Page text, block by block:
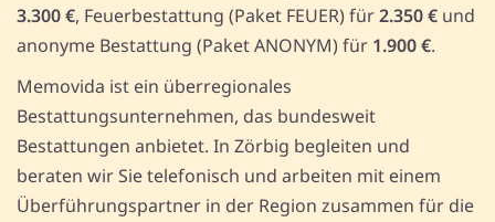
3.300 €, Feuerbestattung (Paket FEUER) für2.350 € und
anonyme Bestattung (Paket ANONYM) für 1.900 €.
Memovida ist ein überregionales
Bestattungsunternehmen, das bundesweit
Bestattungen anbietet. In Zörbig begleiten und
beraten wir Sie telefonisch und arbeiten mit einem
Überführungspartner in der Region zusammen für die